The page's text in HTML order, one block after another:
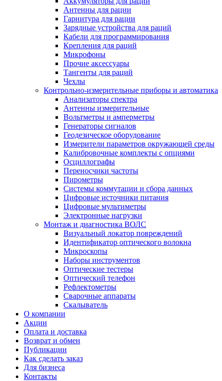
Антенны для рации
Гарнитура для рации
Зарядные устройства для раций
Кабели для программирования
Крепления для раций
Микрофоны
Прочие аксессуары
Тангенты для раций
Чехлы
Контрольно-измерительные приборы и автоматика
Анализаторы спектра
Антенны измерительные
Вольтметры и амперметры
Генераторы сигналов
Геодезическое оборудование
Измерители параметров окружающей среды
Калибровочные комплекты с опциями
Осциллографы
Переносчики частоты
Пирометры
Системы коммутации и сбора данных
Цифровые источники питания
Цифровые мультиметры
Электронные нагрузки
Монтаж и диагностика ВОЛС
Визуальный локатор повреждений
Идентификатор оптического волокна
Микроскопы
Наборы инструментов
Оптические тестеры
Оптический телефон
Рефлектометры
Сварочные аппараты
Скалыватель
О компании
Акции
Оплата и доставка
Возврат и обмен
Публикации
Как сделать заказ
Для бизнеса
Контакты